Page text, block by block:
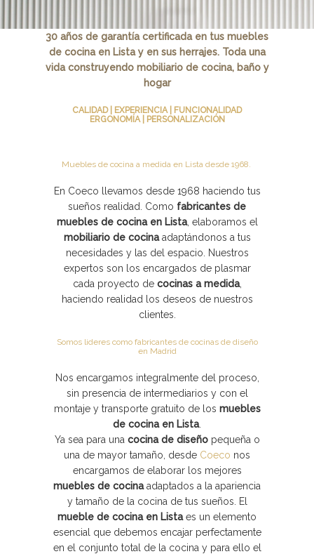
30 años de garantía certificada en tus muebles
de cocina en Lista y en sus herrajes. Toda una
vida construyendo mobiliario de cocina, baño y
hogar
CALIDAD | EXPERIENCIA | FUNCIONALIDAD
ERGONOMÍA | PERSONALIZACIÓN
Muebles de cocina a medida en Lista desde 1968.
En Coeco llevamos desde 1968 haciendo tus
sueños realidad. Como fabricantes de
muebles de cocina en Lista, elaboramos el
mobiliario de cocinaadaptándonos a tus
necesidades y las del espacio. Nuestros
expertos son los encargados de plasmar
cada proyecto de cocinas a medida,
haciendo realidad los deseos de nuestros
clientes.
Somos lideres como fabricantes de cocinas de diseño
en Madrid
Nos encargamos integralmente del proceso,
sin presencia de intermediarios y con el
montaje y transporte gratuito de los muebles
de cocina en Lista.
Ya sea para una cocina de diseñopequeña o
una de mayor tamaño, desde Coeco nos
encargamos de elaborar los mejores
muebles de cocinaadaptados a la apariencia
y tamaño de la cocina de tus sueños. El
mueble de cocina en Listaes un elemento
esencial que debemos encajar perfectamente
en el conjunto total de la cocina y para ello el